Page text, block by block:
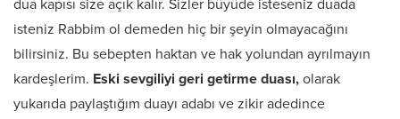
dua kapısı size açık kalır. Sizler büyüde isteseniz duada
isteniz Rabbim ol demeden hiç bir şeyin olmayacağını
bilirsiniz. Bu sebepten haktan ve hak yolundan ayrılmayın
kardeşlerim. Eski sevgiliyi geri getirme duası, olarak
yukarıda paylaştığım duayı adabı ve zikir adedince